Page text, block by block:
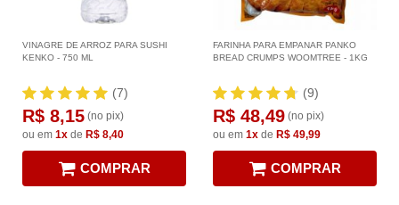
VINAGRE DE ARROZ PARA SUSHI
KENKO - 750 ML
(7)
R$ 8,15 (no pix)
ou em 1x de R$ 8,40
COMPRAR
FARINHA PARA EMPANAR PANKO
BREAD CRUMPS WOOMTREE - 1KG
(9)
R$ 48,49 (no pix)
ou em 1x de R$ 49,99
COMPRAR